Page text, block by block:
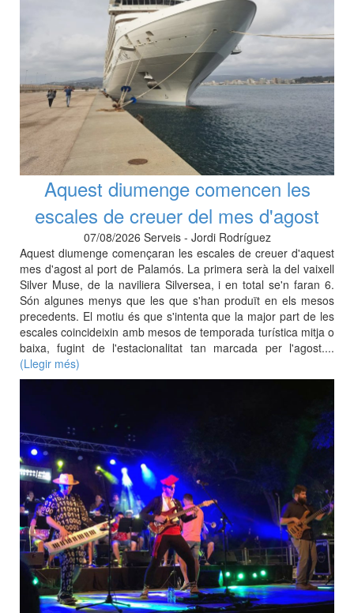
Aquest diumenge comencen les
escales de creuer del mes d'agost
07/08/2026 Serveis - Jordi Rodríguez
Aquest diumenge començaran les escales de creuer d'aquest
mes d'agost al port de Palamós. La primera serà la del vaixell
Silver Muse, de la naviliera Silversea, i en total se'n faran 6.
Són algunes menys que les que s'han produït en els mesos
precedents. El motiu és que s'intenta que la major part de les
escales coincideixin amb mesos de temporada turística mitja o
baixa, fugint de l'estacionalitat tan marcada per l'agost....
(Llegir més)